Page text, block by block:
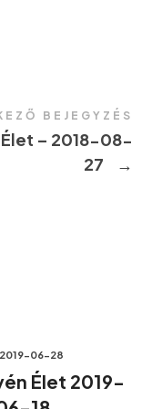
BEJEGYZÉS
– 2018-08-
27
→
2019-06-28
Élet 2019-